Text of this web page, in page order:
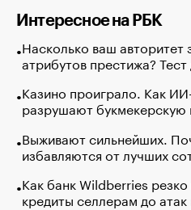
Интересное на РБК
Насколько ваш авторитет
атрибутов престижа?
Казино проиграло. Как
разрушают букмекерскую
Выживают сильнейших.
избавляются от лучших
Как банк Wildberries
кредиты селлерам до